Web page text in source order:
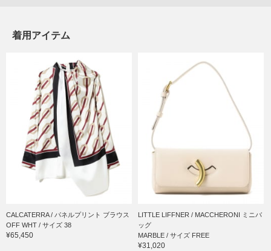
着用アイテム
CALCATERRA / パネルプリント ブラウス
OFF WHT / サイズ 38
¥65,450
LITTLE LIFFNER / MACCHERONI ミニバ
ッグ
MARBLE / サイズ FREE
¥31,020